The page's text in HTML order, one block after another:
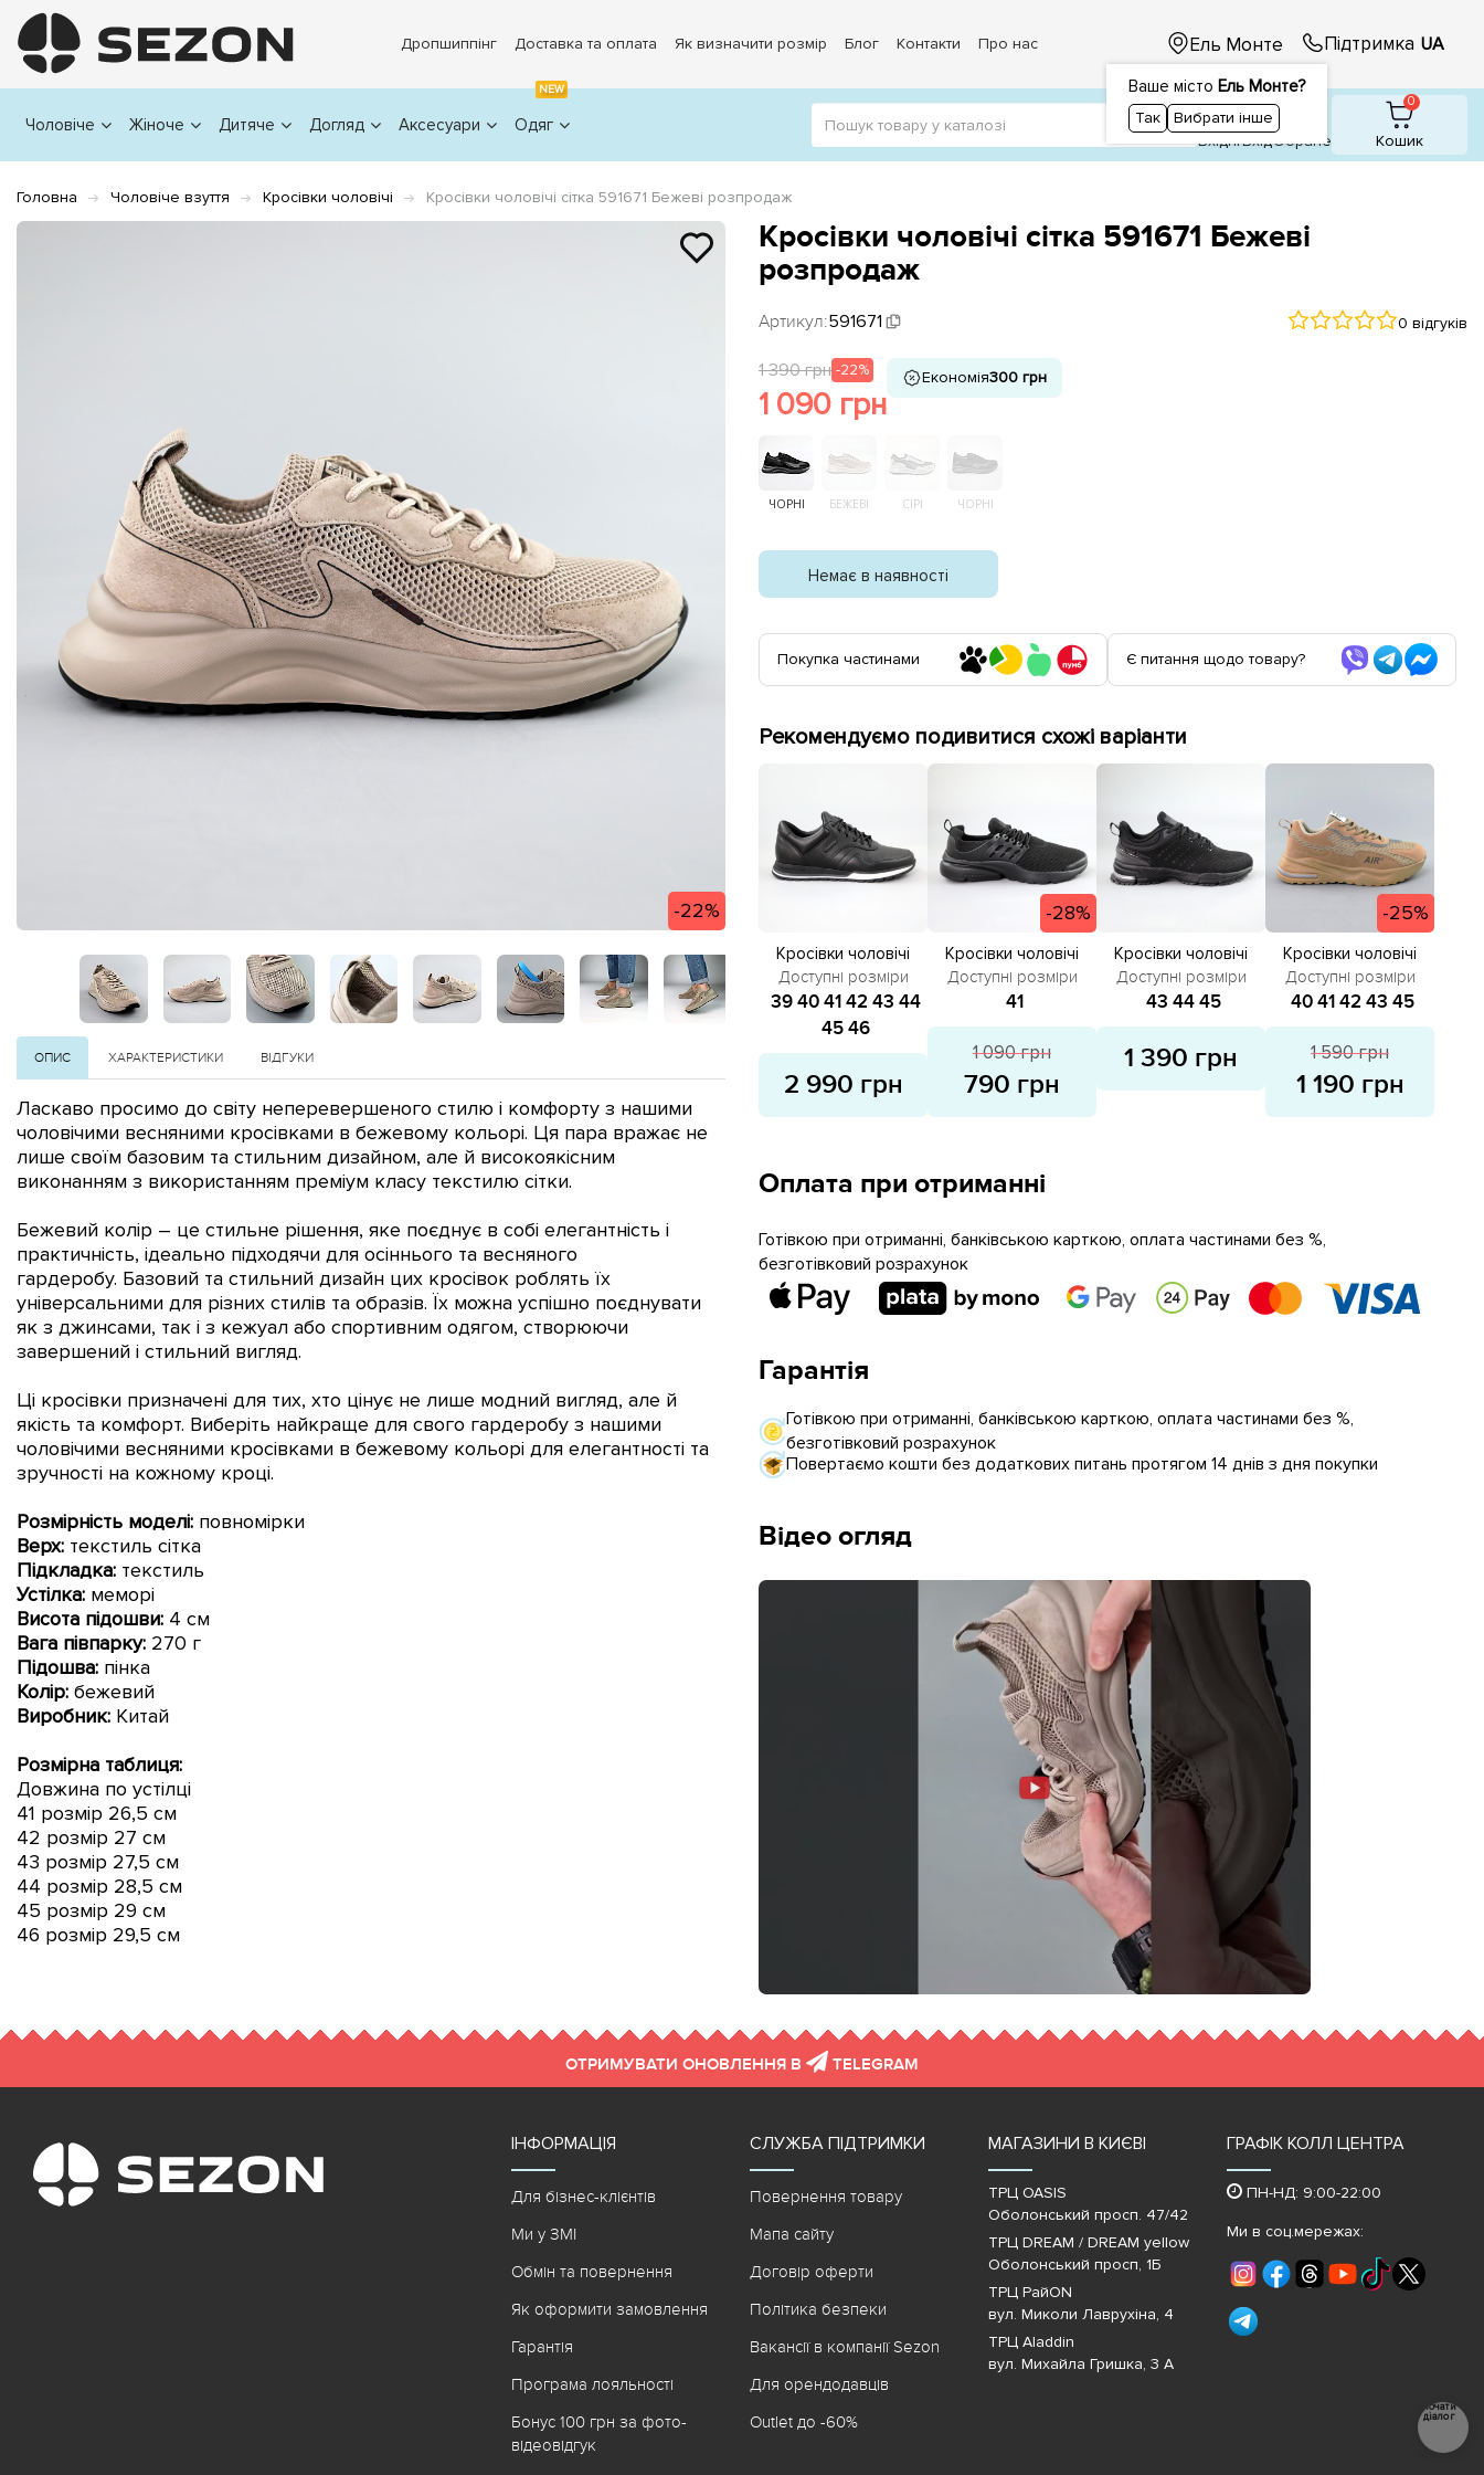
Дропшиппінг Доставка та оплата Як визначити розмір Блог Контакти Про нас Ель Монте
Ваше місто Ель Монте?
Так Вибрати інше
Підтримка UA
Чоловіче Жіноче Дитяче Догляд Аксесуари
NEW
Одяг
1
ВхідніВхiдОбране
0
Кошик
Головна Чоловіче взуття Кросівки чоловічі Кросівки чоловічі сітка 591671 Бежеві розпродаж
-22%
Кросівки чоловічі сітка 591671 Бежеві
розпродаж
Артикул:591671 0 відгуків
1 390 грн -22%
1 090 грн
Економія300 грн
ЧОРНІ БЕЖЕВІ СІРІ ЧОРНІ
Немає в наявності
Покупка частинами Є питання щодо товару?
Рекомендуємо подивитися схожі варіанти
Кросівки чоловічі
шкіряні 581623 Чорні
Доступні розміри
39 40 41 42 43 44
45 46
2 990 грн
-28%
Кросівки чоловічі
сітка 583398 Чорні
розпродаж
Доступні розміри
41
1 090 грн
790 грн
Кросівки чоловічі
сітка 584673 Чорні
Доступні розміри
43 44 45
1 390 грн
-25%
Кросівки чоловічі
584934 Бежеві
розпродаж
Доступні розміри
40 41 42 43 45
1 590 грн
1 190 грн
Оплата при отриманні
Готівкою при отриманні, банківською карткою, оплата частинами без %,
безготівковий розрахунок
Гарантія
Готівкою при отриманні, банківською карткою, оплата частинами без %,
безготівковий розрахунок
Повертаємо кошти без додаткових питань протягом 14 днів з дня покупки
Відео огляд
ОПИС ХАРАКТЕРИСТИКИ ВІДГУКИ
Ласкаво просимо до світу неперевершеного стилю і комфорту з нашими
чоловічими весняними кросівками в бежевому кольорі. Ця пара вражає не
лише своїм базовим та стильним дизайном, але й високоякісним
виконанням з використанням преміум класу текстилю сітки.
Бежевий колір – це стильне рішення, яке поєднує в собі елегантність і
практичність, ідеально підходячи для осіннього та весняного
гардеробу. Базовий та стильний дизайн цих кросівок роблять їх
універсальними для різних стилів та образів. Їх можна успішно поєднувати
як з джинсами, так і з кежуал або спортивним одягом, створюючи
завершений і стильний вигляд.
Ці кросівки призначені для тих, хто цінує не лише модний вигляд, але й
якість та комфорт. Виберіть найкраще для свого гардеробу з нашими
чоловічими весняними кросівками в бежевому кольорі для елегантності та
зручності на кожному кроці.
Розмірність моделі: повномірки
Верх: текстиль сітка
Підкладка: текстиль
Устілка: меморі
Висота підошви: 4 см
Вага півпарку: 270 г
Підошва: пінка
Колір: бежевий
Виробник: Китай
Розмірна таблиця:
Довжина по устілці
41 розмір 26,5 см
42 розмір 27 см
43 розмір 27,5 см
44 розмір 28,5 см
45 розмір 29 см
46 розмір 29,5 см
ОТРИМУВАТИ ОНОВЛЕННЯ В TELEGRAM
ІНФОРМАЦІЯ
Для бізнес-клієнтів
Ми у ЗМІ
Обмін та повернення
Як оформити замовлення
Гарантія
Програма лояльності
Бонус 100 грн за фото-
відеовідгук
СЛУЖБА ПІДТРИМКИ
Повернення товару
Мапа сайту
Договір оферти
Політика безпеки
Вакансії в компанії Sezon
Для орендодавців
Outlet до -60%
МАГАЗИНИ В КИЄВІ
ТРЦ OASIS
Оболонський просп. 47/42
ТРЦ DREAM / DREAM yellow
Оболонський просп, 1Б
ТРЦ РайON
вул. Миколи Лаврухіна, 4
ТРЦ Aladdin
вул. Михайла Гришка, 3 А
ГРАФІК КОЛЛ ЦЕНТРА
ПН-НД: 9:00-22:00
Ми в соц.мережах:
Почати
діалог